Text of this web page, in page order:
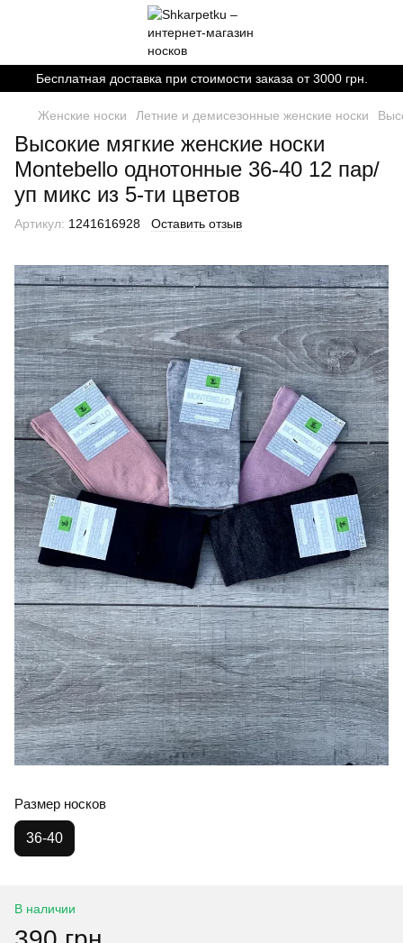
Бесплатная доставка при стоимости заказа от 3000 грн.
Женские носки Летние и демисезонные женские носки
Высокие мягкие женские носки
Montebello однотонные 36-40 12 пар/
уп микс из 5-ти цветов
Артикул: 1241616928 Оставить отзыв
Размер носков
36-40
В наличии